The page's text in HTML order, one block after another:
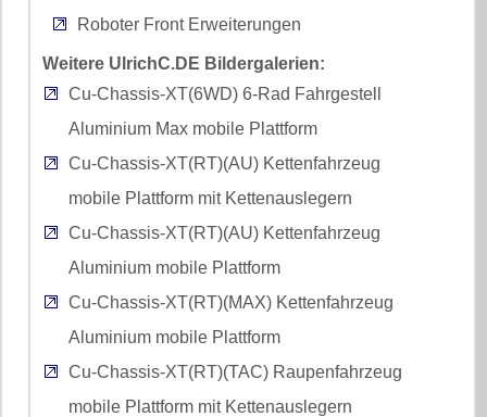
Roboter Front Erweiterungen
Weitere UlrichC.DE Bildergalerien:
Cu-Chassis-XT(6WD) 6-Rad Fahrgestell
Aluminium Max mobile Plattform
Cu-Chassis-XT(RT)(AU) Kettenfahrzeug
mobile Plattform mit Kettenauslegern
Cu-Chassis-XT(RT)(AU) Kettenfahrzeug
Aluminium mobile Plattform
Cu-Chassis-XT(RT)(MAX) Kettenfahrzeug
Aluminium mobile Plattform
Cu-Chassis-XT(RT)(TAC) Raupenfahrzeug
mobile Plattform mit Kettenauslegern